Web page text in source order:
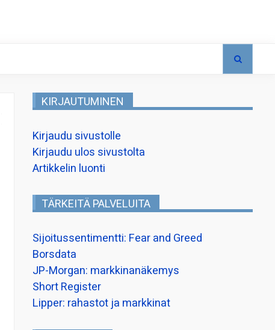
KIRJAUTUMINEN
Kirjaudu sivustolle
Kirjaudu ulos sivustolta
Artikkelin luonti
TÄRKEITÄ PALVELUITA
Sijoitussentimentti: Fear and Greed
Borsdata
JP-Morgan: markkinanäkemys
Short Register
Lipper: rahastot ja markkinat